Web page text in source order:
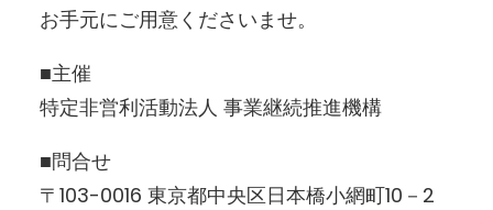
お手元にご用意くださいませ。
■主催
特定非営利活動法人 事業継続推進機構
■問合せ
〒103-0016 東京都中央区日本橋小網町10－2